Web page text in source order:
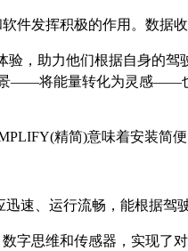
发挥积极的作用。数据
，助力他们根据自身的驾
——将能量转化为灵感——
精简)意味着安装简
速、运行流畅，能根据驾
字思维和传感器，实现了